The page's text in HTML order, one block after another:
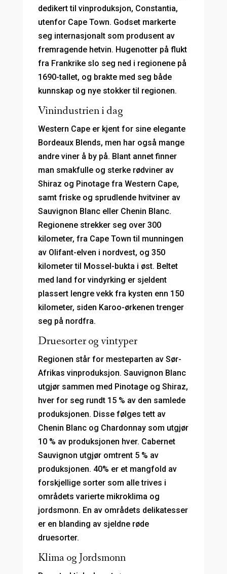
dedikert til vinproduksjon, Constantia,
utenfor Cape Town. Godset markerte
seg internasjonalt som produsent av
fremragende hetvin. Hugenotter på flukt
fra Frankrike slo seg ned i regionene på
1690-tallet, og brakte med seg både
kunnskap og nye stokker til regionen.
Vinindustrien i dag
Western Cape er kjent for sine elegante
Bordeaux Blends, men har også mange
andre viner å by på. Blant annet finner
man smakfulle og sterke rødviner av
Shiraz og Pinotage fra Western Cape,
samt friske og sprudlende hvitviner av
Sauvignon Blanc eller Chenin Blanc.
Regionene strekker seg over 300
kilometer, fra Cape Town til munningen
av Olifant-elven i nordvest, og 350
kilometer til Mossel-bukta i øst. Beltet
med land for vindyrking er sjeldent
plassert lengre vekk fra kysten enn 150
kilometer, siden Karoo-ørkenen trenger
seg på nordfra.
Druesorter og vintyper
Regionen står for mesteparten av Sør-
Afrikas vinproduksjon. Sauvignon Blanc
utgjør sammen med Pinotage og Shiraz,
hver for seg rundt 15 % av den samlede
produksjonen. Disse følges tett av
Chenin Blanc og Chardonnay som utgjør
10 % av produksjonen hver. Cabernet
Sauvignon utgjør omtrent 5 % av
produksjonen. 40% er et mangfold av
forskjellige sorter som alle trives i
områdets varierte mikroklima og
jordsmonn. En av områdets delikatesser
er en blanding av sjeldne røde
druesorter.
Klima og Jordsmonn